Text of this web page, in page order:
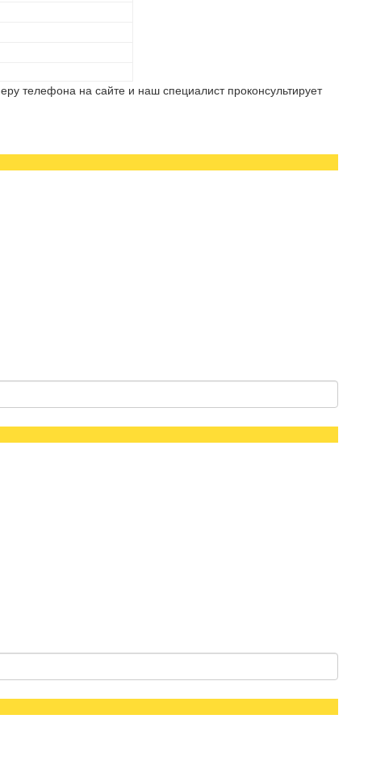
телефона на сайте и наш специалист проконсультирует